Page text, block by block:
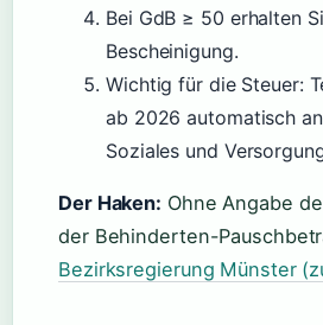
Bei GdB ≥ 50 erhalten
Bescheinigung.
Wichtig für die Steuer:
ab 2026 automatisch
Soziales und
Der Haken: Ohne Angabe
der Behinderten-
Bezirksregierung Münster